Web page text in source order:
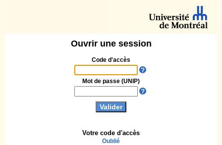
Ouvrir une session
Code d'accès
Votre code d'accès
Oublié
Mot de passe (UNIP)